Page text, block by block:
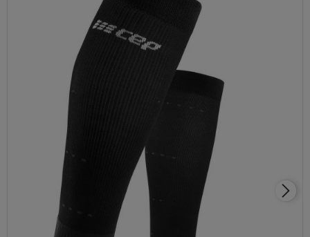
Wybierz coś dla siebie z naszej aktualnej oferty lub
zaloguj się, aby przywrócić dodane produkty do
listy z poprzedniej sesji.